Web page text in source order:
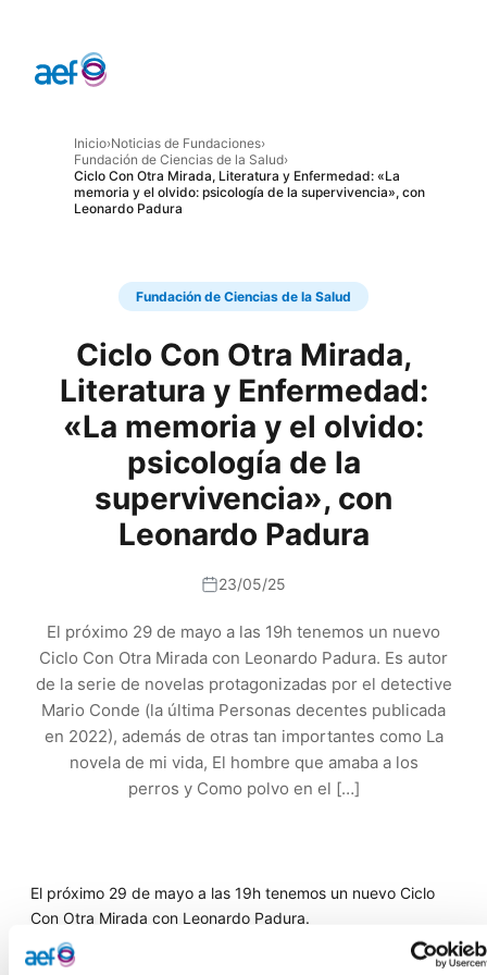
Inicio›Noticias de Fundaciones›
Fundación de Ciencias de la Salud›
Ciclo Con Otra Mirada, Literatura y Enfermedad: «La
memoria y el olvido: psicología de la supervivencia», con
Leonardo Padura
Fundación de Ciencias de la Salud
Ciclo Con Otra Mirada,
Literatura y Enfermedad:
«La memoria y el olvido:
psicología de la
supervivencia», con
Leonardo Padura
23/05/25
El próximo 29 de mayo a las 19h tenemos un nuevo
Ciclo Con Otra Mirada con Leonardo Padura. Es autor
de la serie de novelas protagonizadas por el detective
Mario Conde (la última Personas decentes publicada
en 2022), además de otras tan importantes como La
novela de mi vida, El hombre que amaba a los
perros y Como polvo en el […]
El próximo 29 de mayo a las 19h tenemos un nuevo Ciclo
Con Otra Mirada con Leonardo Padura.
Es autor de la serie de novelas protagonizadas por el